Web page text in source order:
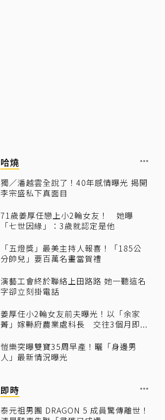
哈燒
獨／潘越雲全說了！40年感情曝光 揭開
李宗盛私下真面目
71歲姜厚任戀上小2輪女友！ 她曝
「七世因緣」：3歲就認定是他
「五燈獎」最美主持人報喜！「185公
分帥兒」要百萬名畫當賀禮
演藝工會終於聯絡上田路路 她一聽這名
字卻立刻掛電話
姜厚任小2輪女友前夫曝光！以「余家
菁」嫁縣府農業處科長 交往3個月即...
愷樂突曝雙寶35周早產！曬「身邊男
人」最新情況曝光
即時
泰元祖男團 DRAGON 5 成員驚傳離世！